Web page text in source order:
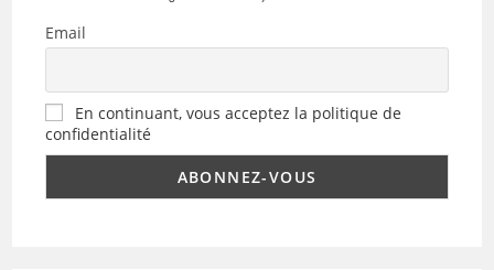
Email
En continuant, vous acceptez la politique de
confidentialité